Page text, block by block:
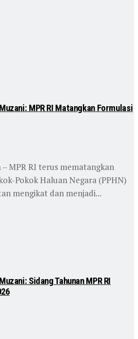
MPR RI Matangkan Formulasi
MPR RI terus mematangkan
Pokok Haluan Negara (PPHN)
mengikat dan menjadi...
Sidang Tahunan MPR RI